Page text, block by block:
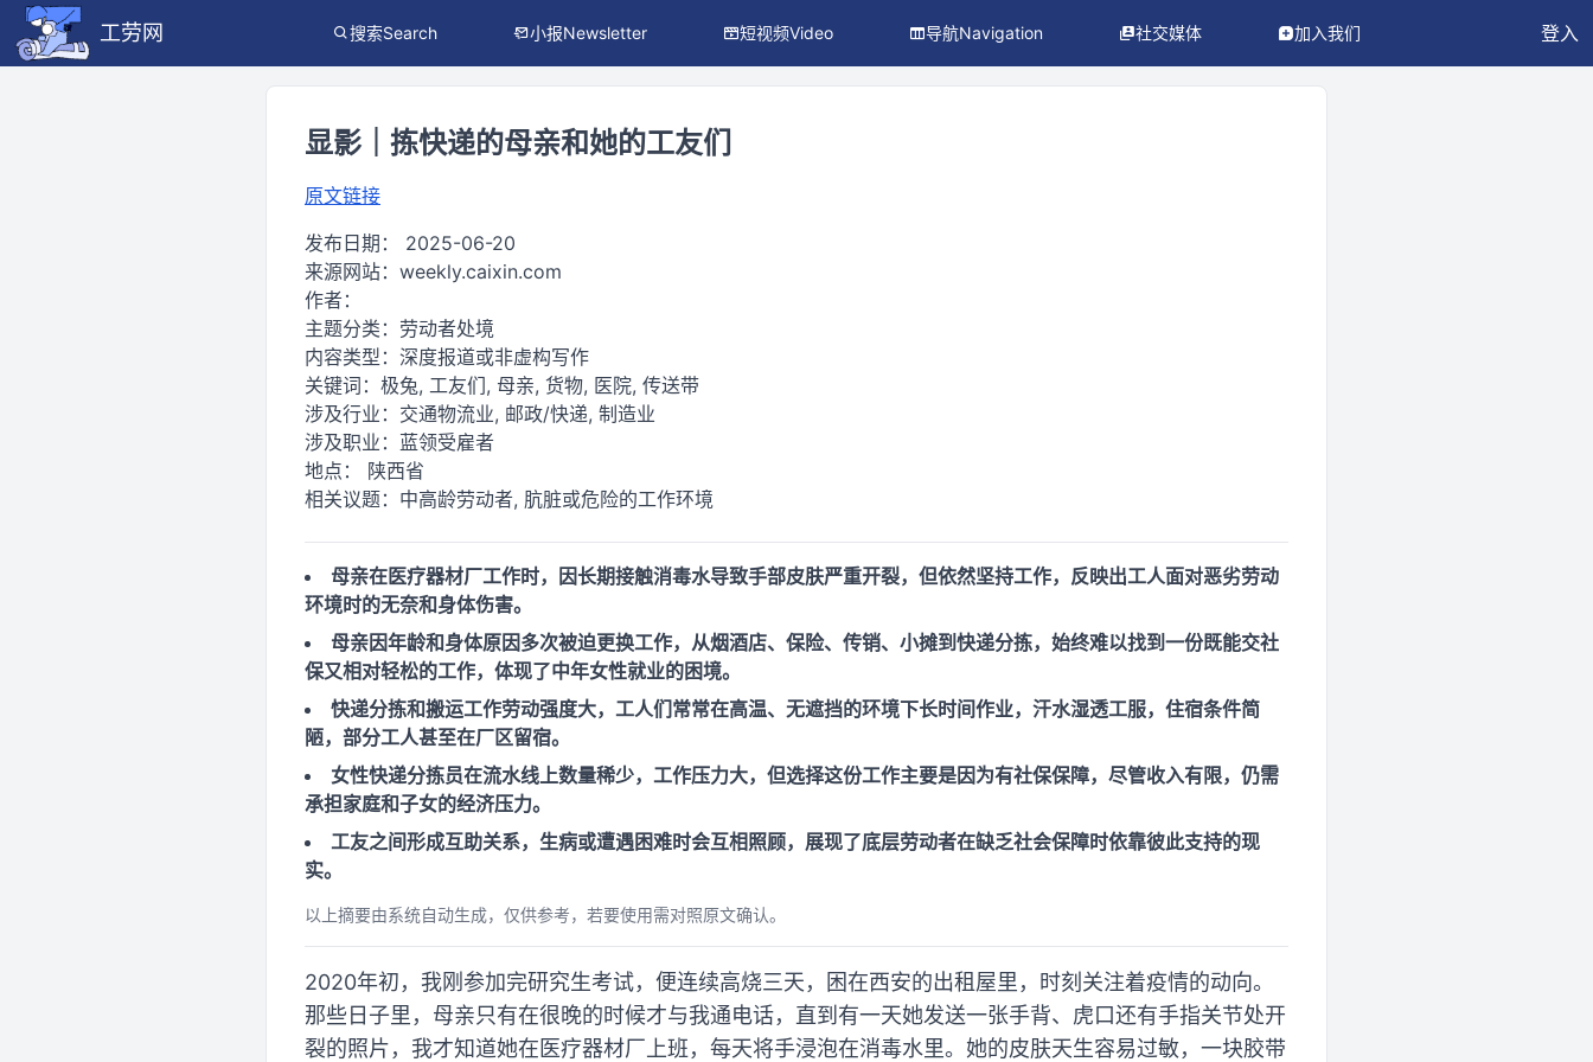
工劳网 搜索Search 小报Newsletter 短视频Video 导航Navigation 社交媒体 加入我们 登入
显影｜拣快递的母亲和她的工友们
原文链接
发布日期： 2025-06-20
来源网站： weekly.caixin.com
作者：
主题分类： 劳动者处境
内容类型： 深度报道或非虚构写作
关键词： 极兔, 工友们, 母亲, 货物, 医院, 传送带
涉及行业： 交通物流业, 邮政/快递, 制造业
涉及职业： 蓝领受雇者
地点： 陕西省
相关议题： 中高龄劳动者, 肮脏或危险的工作环境
母亲在医疗器材厂工作时，因长期接触消毒水导致手部皮肤严重开裂，但依然坚持工作，反映出工人面对恶劣劳动
环境时的无奈和身体伤害。
母亲因年龄和身体原因多次被迫更换工作，从烟酒店、保险、传销、小摊到快递分拣，始终难以找到一份既能交社
保又相对轻松的工作，体现了中年女性就业的困境。
快递分拣和搬运工作劳动强度大，工人们常常在高温、无遮挡的环境下长时间作业，汗水湿透工服，住宿条件简
陋，部分工人甚至在厂区留宿。
女性快递分拣员在流水线上数量稀少，工作压力大，但选择这份工作主要是因为有社保保障，尽管收入有限，仍需
承担家庭和子女的经济压力。
工友之间形成互助关系，生病或遭遇困难时会互相照顾，展现了底层劳动者在缺乏社会保障时依靠彼此支持的现
实。
以上摘要由系统自动生成，仅供参考，若要使用需对照原文确认。
2020年初，我刚参加完研究生考试，便连续高烧三天，困在西安的出租屋里，时刻关注着疫情的动向。
那些日子里，母亲只有在很晚的时候才与我通电话，直到有一天她发送一张手背、虎口还有手指关节处开
裂的照片，我才知道她在医疗器材厂上班，每天将手浸泡在消毒水里。她的皮肤天生容易过敏，一块胶带